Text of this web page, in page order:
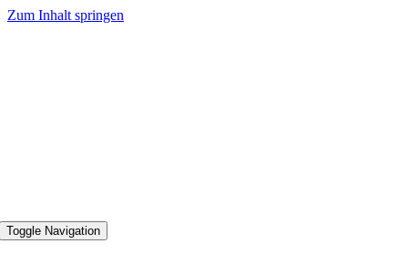
Zum Inhalt springen
Toggle Navigation